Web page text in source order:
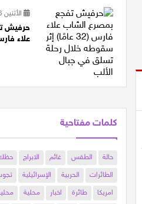
الأثنين 13/07/2026 22:40
حرفيش
علاء فارس
كلمات مفتاحية
حالة الطقس غائم الابراج
الطائرات
الحربية الإسرائيلية
امريكا
طائرة اخبار محلية